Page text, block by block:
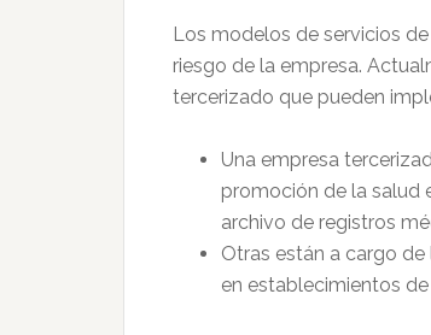
Los modelos de servicios
riesgo de la empresa.
tercerizado que pueden
Una empresa
promoción de la salud
archivo de registros
Otras están a cargo
en establecimientos